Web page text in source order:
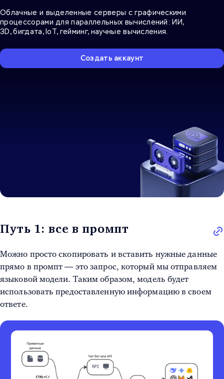
Облачные и выделенные серверы с графическими
процессорами для параллельных вычислений: ИИ,
3D, бигдата, IoT, гейминг, научные вычисления.
Создать аккаунт
Путь 1: все в промпт
Можно просто скопировать и вставить нужные данные
прямо в промпт — это запрос, который мы отправляем
языковой модели. Таким образом, модель будет
использовать предоставленную информацию в своем
ответе.